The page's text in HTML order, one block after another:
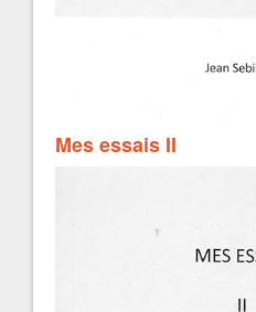
Mes essais II